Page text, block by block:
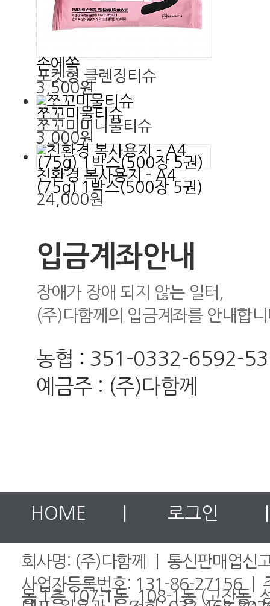
손에쏙
포켓형 클렌징티슈
3,500원
쪼꼬미물티슈
쪼꼬미미니물티슈
3,000원
친환경 복사용지 - A4
(75g) 1박스(500장 5권)
24,000원
입금계좌안내
장애가 장애 되지 않는 일터,
(주)다함께의 입금계좌를 안내합
농협 : 351-0332-6592-53
예금주 : (주)다함께
HOME 로그인
회사명: (주)다함께 | 통신판매업신
사업자등록번호: 131-86-27156 |
동 1층 107-1동, 108-1동 (고잔동,